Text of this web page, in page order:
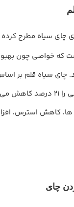
چای سیاه مطرح کرده
که خواصی چون
چای سیاه قلم بر
شده احتمال سکته قلبی را
کاهش استرس،
چای